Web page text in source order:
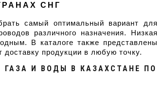
СНГ
самый оптимальный вариант для
различного назначения. Низкая
В каталоге также представлены
доставку продукции в любую точку.
И ВОДЫ В КАЗАХСТАНЕ ПО